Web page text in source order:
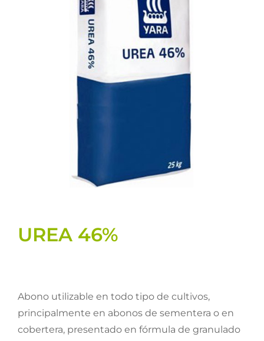
Fichas de producto
UREA 46%
Abono utilizable en todo tipo de cultivos,
principalmente en abonos de sementera o en
cobertera, presentado en fórmula de granulado